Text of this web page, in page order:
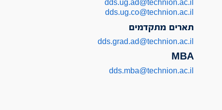
dds.ug.ad@technion.ac.il
dds.ug.co@technion.ac.il
תארים מתקדמים
dds.grad.ad@technion.ac.il
MBA
dds.mba@technion.ac.il